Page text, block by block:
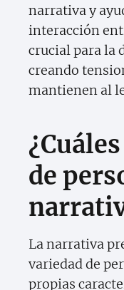
narrativa y
interacción
crucial para la
creando
mantienen al
de
La narrativa
variedad de
propias